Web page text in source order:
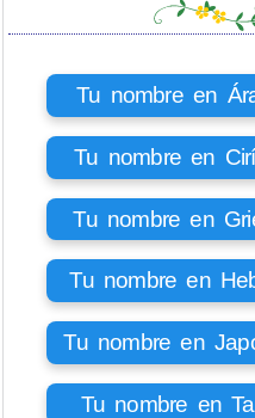
Tu nombre en
Tu nombre en
Tu nombre en
Tu nombre en
Tu nombre en
Tu nombre en